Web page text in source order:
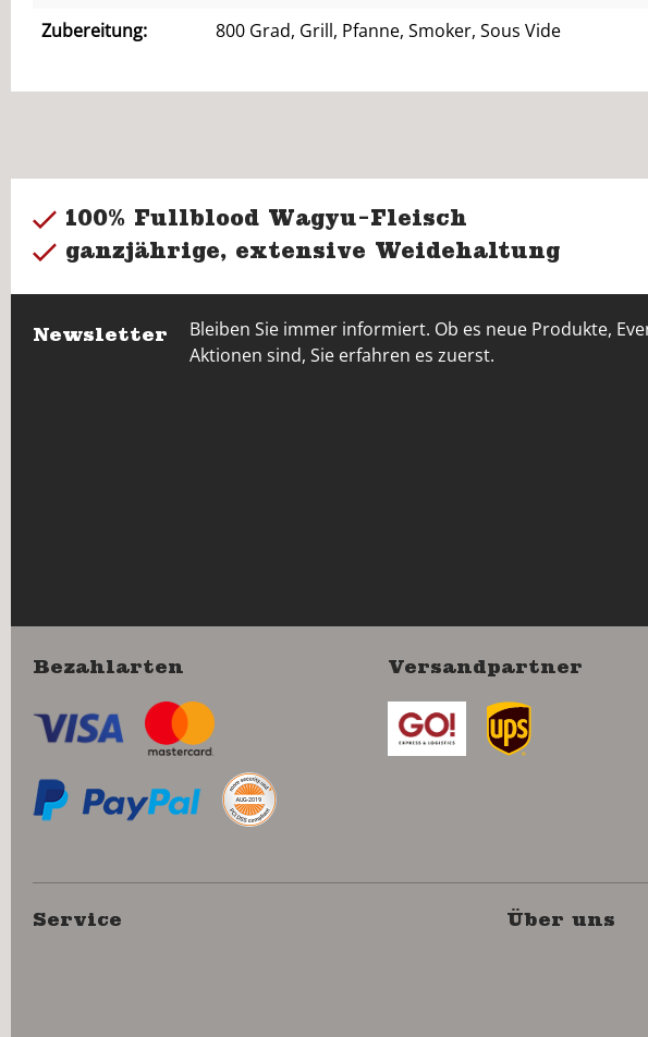
Zubereitung:
800 Grad, Grill, Pfanne, Smoker, Sous Vide
100% Fullblood Wagyu-Fleisch
ganzjährige, extensive Weidehaltung
Newsletter
Bleiben Sie immer informiert. Ob es neue Produkte,
Aktionen sind, Sie erfahren es zuerst.
Bezahlarten Versandpartner
Service Über uns